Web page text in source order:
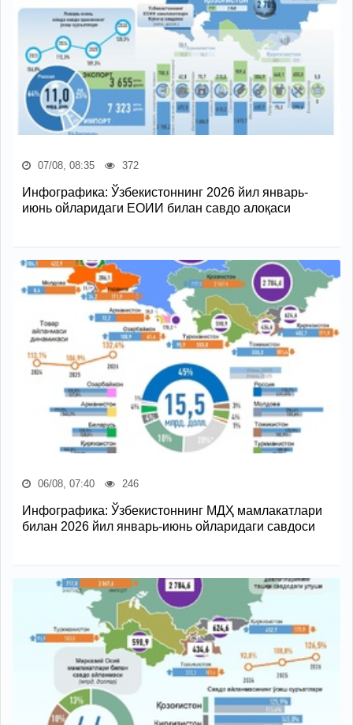
07/08, 08:35 372
Инфографика: Ўзбекистоннинг 2026 йил январь-
июнь ойларидаги ЕОИИ билан савдо алоқаси
06/08, 07:40 246
Инфографика: Ўзбекистоннинг МДҲ мамлакатлари
билан 2026 йил январь-июнь ойларидаги савдоси